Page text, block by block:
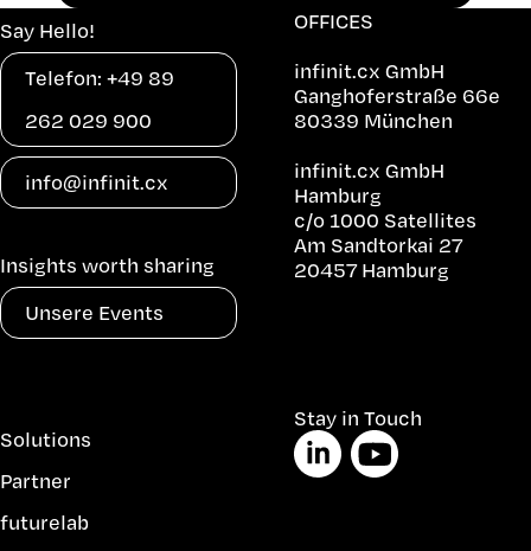
Say Hello!
Telefon: +49 89
262 029 900
info@infinit.cx
Insights worth sharing
Unsere Events
OFFICES
infinit.cx GmbH
Ganghoferstraße 66e
80339 München
infinit.cx GmbH
Hamburg
c/o 1000 Satellites
Am Sandtorkai 27
20457 Hamburg
überspringen
Solutions
Partner
futurelab
Stay in Touch